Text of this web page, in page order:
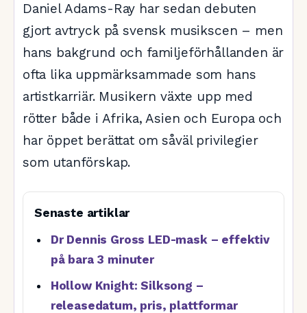
Daniel Adams-Ray har sedan debuten
gjort avtryck på svensk musikscen – men
hans bakgrund och familjeförhållanden är
ofta lika uppmärksammade som hans
artistkarriär. Musikern växte upp med
rötter både i Afrika, Asien och Europa och
har öppet berättat om såväl privilegier
som utanförskap.
Senaste artiklar
Dr Dennis Gross LED-mask – effektiv
på bara 3 minuter
Hollow Knight: Silksong –
releasedatum, pris, plattformar